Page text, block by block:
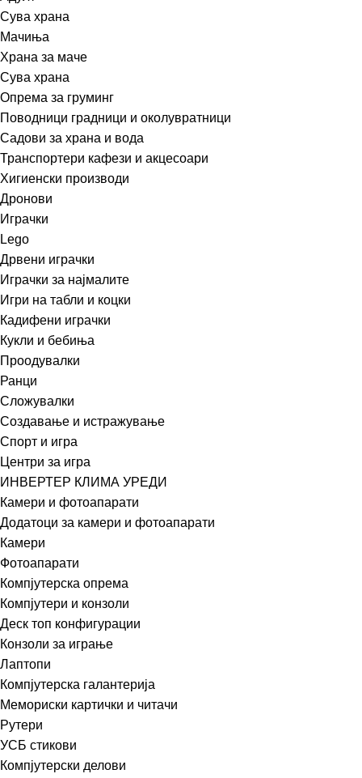
Сува храна
Мачиња
Храна за маче
Сува храна
Опрема за груминг
Поводници градници и околувратници
Садови за храна и вода
Транспортери кафези и акцесоари
Хигиенски производи
Дронови
Играчки
Lego
Дрвени играчки
Играчки за најмалите
Игри на табли и коцки
Кадифени играчки
Кукли и бебиња
Проодувалки
Ранци
Сложувалки
Создавање и истражување
Спорт и игра
Центри за игра
ИНВЕРТЕР КЛИМА УРЕДИ
Камери и фотоапарати
Додатоци за камери и фотоапарати
Камери
Фотоапарати
Компјутерска опрема
Компјутери и конзоли
Деск топ конфигурации
Конзоли за играње
Лаптопи
Компјутерска галантерија
Мемориски картички и читачи
Рутери
УСБ стикови
Компјутерски делови